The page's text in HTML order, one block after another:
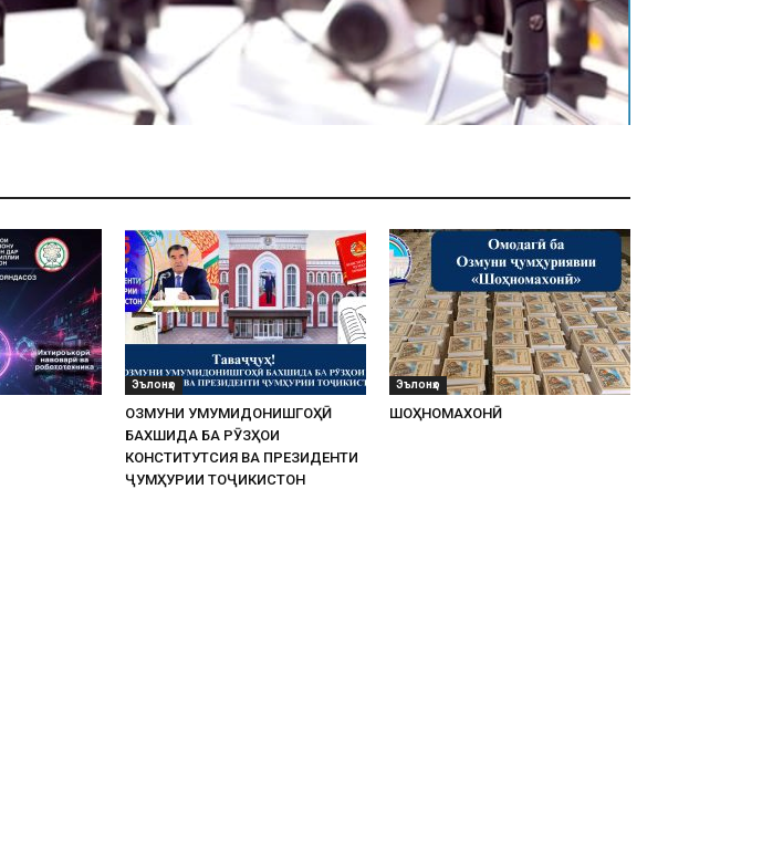
Эълонҳо
ОЗМУНИ УМУМИДОНИШГОҲӢ
БАХШИДА БА РӮЗҲОИ
КОНСТИТУТСИЯ ВА ПРЕЗИДЕНТИ
ҶУМҲУРИИ ТОҶИКИСТОН
Эълонҳо
ШОҲНОМАХОНӢ